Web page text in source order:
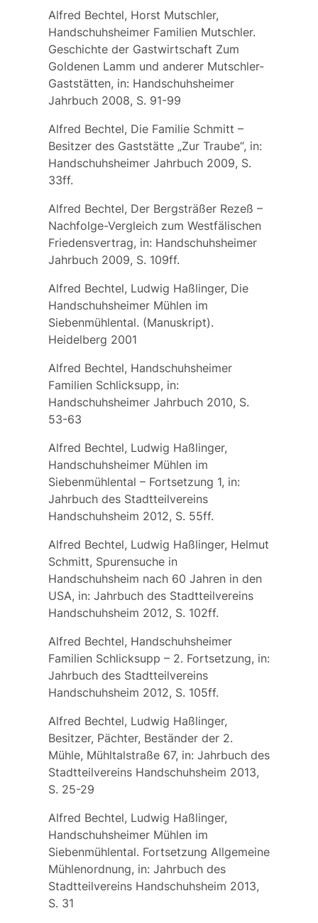
Alfred Bechtel, Horst Mutschler,
Handschuhsheimer Familien Mutschler.
Geschichte der Gastwirtschaft Zum
Goldenen Lamm und anderer Mutschler-
Gaststätten, in: Handschuhsheimer
Jahrbuch 2008, S. 91-99
Alfred Bechtel, Die Familie Schmitt –
Besitzer des Gaststätte „Zur Traube“, in:
Handschuhsheimer Jahrbuch 2009, S.
33ff.
Alfred Bechtel, Der Bergsträßer Rezeß –
Nachfolge-Vergleich zum Westfälischen
Friedensvertrag, in: Handschuhsheimer
Jahrbuch 2009, S. 109ff.
Alfred Bechtel, Ludwig Haßlinger, Die
Handschuhsheimer Mühlen im
Siebenmühlental. (Manuskript).
Heidelberg 2001
Alfred Bechtel, Handschuhsheimer
Familien Schlicksupp, in:
Handschuhsheimer Jahrbuch 2010, S.
53-63
Alfred Bechtel, Ludwig Haßlinger,
Handschuhsheimer Mühlen im
Siebenmühlental – Fortsetzung 1, in:
Jahrbuch des Stadtteilvereins
Handschuhsheim 2012, S. 55ff.
Alfred Bechtel, Ludwig Haßlinger, Helmut
Schmitt, Spurensuche in
Handschuhsheim nach 60 Jahren in den
USA, in: Jahrbuch des Stadtteilvereins
Handschuhsheim 2012, S. 102ff.
Alfred Bechtel, Handschuhsheimer
Familien Schlicksupp – 2. Fortsetzung, in:
Jahrbuch des Stadtteilvereins
Handschuhsheim 2012, S. 105ff.
Alfred Bechtel, Ludwig Haßlinger,
Besitzer, Pächter, Beständer der 2.
Mühle, Mühltalstraße 67, in: Jahrbuch des
Stadtteilvereins Handschuhsheim 2013,
S. 25-29
Alfred Bechtel, Ludwig Haßlinger,
Handschuhsheimer Mühlen im
Siebenmühlental. Fortsetzung Allgemeine
Mühlenordnung, in: Jahrbuch des
Stadtteilvereins Handschuhsheim 2013,
S. 31